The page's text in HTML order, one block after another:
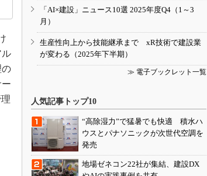
ル
の
「AI×建設」ニュース10選 2025年度Q4（1～3
月）
生産性向上から技能継承まで xR技術で建設業
が変わる（2025年下半期）
≫ 電子ブックレット一覧
人気記事トップ10
“高除湿力”で猛暑でも快適 積水ハ
ウスとパナソニックが次世代空調を
発売
地場ゼネコン22社が集結、建設DX